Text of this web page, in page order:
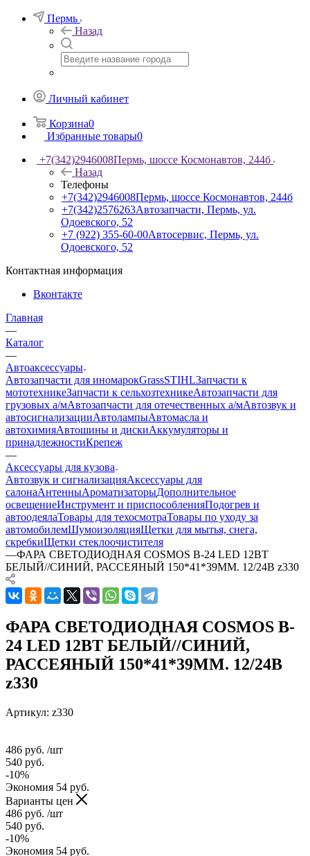
Пермь
Назад
Личный кабинет
Корзина0
Избранные товары0
+7(342)2946008Пермь, шоссе Космонавтов, 244б
Назад
Телефоны
+7(342)2946008Пермь, шоссе Космонавтов, 244б
+7(342)2576263Автозапчасти, Пермь, ул.
Одоевского, 52
+7 (922) 355-60-00Автосервис, Пермь, ул.
Одоевского, 52
Контактная информация
Вконтакте
Главная
—
Каталог
—
Автоаксессуары
Автозапчасти для иномарокGrassSTIHLЗапчасти к
мототехникеЗапчасти к сельхозтехникеАвтозапчасти для
грузовых а/мАвтозапчасти для отечественных а/мАвтозвук и
автосигнализацииАвтолампыАвтомасла и
автохимияАвтошины и дискиАккумуляторы и
принадлежностиКрепеж
—
Аксессуары для кузова
Автозвук и сигнализацияАксессуары для
салонаАнтенныАроматизаторыДополнительное
освещениеИнструмент и приспособленияПодогрев и
автоодеялаТовары для техосмотраТовары по уходу за
автомобилемШумоизоляцияЩетки для мытья, снега,
скребкиЩетки стеклоочистителя
—ФАРА СВЕТОДИОДНАЯ COSMOS B-24 LED 12ВТ
БЕЛЫЙ//СИНИЙ, РАССЕЯНЫЙ 150*41*39ММ. 12/24В z330
ФАРА СВЕТОДИОДНАЯ COSMOS B-
24 LED 12ВТ БЕЛЫЙ//СИНИЙ,
РАССЕЯНЫЙ 150*41*39ММ. 12/24В
z330
Артикул: z330
486 руб. /шт
540 руб.
-10%
Экономия 54 руб.
Варианты цен
486 руб. /шт
540 руб.
-10%
Экономия 54 руб.